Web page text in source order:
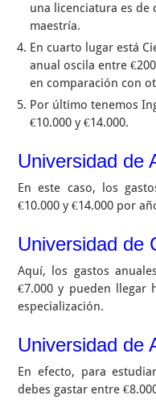
una licenciatura es de
maestría.
En cuarto lugar está
anual oscila entre
en comparación con
Por último tenemos
€10.000 y €14.000.
Universidad de
En este caso, los
€10.000 y €14.000 por
Universidad de
Aquí, los gastos
€7.000 y pueden llegar
especialización.
Universidad de
En efecto, para
debes gastar entre